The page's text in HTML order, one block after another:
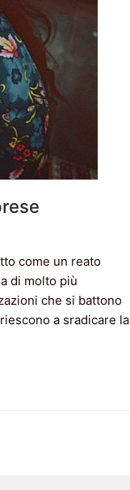
come un reato
di molto più
che si battono
a sradicare la